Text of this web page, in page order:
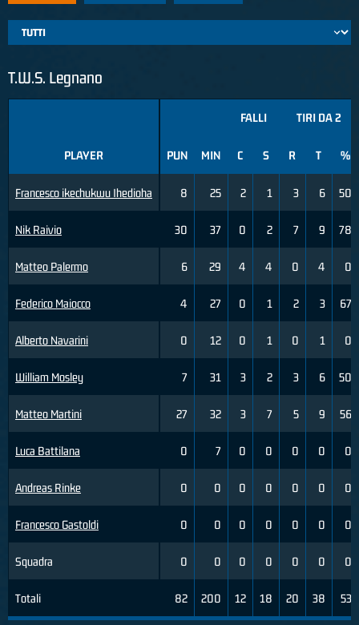
T.W.S. Legnano
PLAYER
Francesco ikechukwu Ihedioha
Nik Raivio
Matteo Palermo
Federico Maiocco
Alberto Navarini
William Mosley
Matteo Martini
Luca Battilana
Andreas Rinke
Francesco Gastoldi
Squadra
Totali
FALLI TIRI DA 2
PUN MIN C S R T %
8 25 2 1 3 6 50
30 37 0 2 7 9 78
6 29 4 4 0 4 0
4 27 0 1 2 3 67
0 12 0 1 0 1 0
7 31 3 2 3 6 50
27 32 3 7 5 9 56
0 7 0 0 0 0 0
0 0 0 0 0 0 0
0 0 0 0 0 0 0
0 0 0 0 0 0 0
82 200 12 18 20 38 53